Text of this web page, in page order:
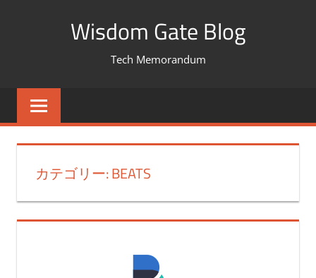
Wisdom Gate Blog
Tech Memorandum
カテゴリー: BEATS